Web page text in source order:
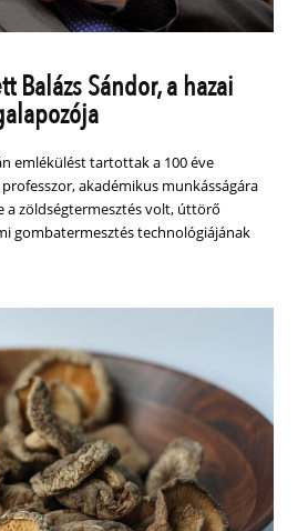
Balázs Sándor, a hazai
emlékülést tartottak a 100 éve
akadémikus munkásságára
a zöldségtermesztés volt, úttörő
gombatermesztés technológiájának